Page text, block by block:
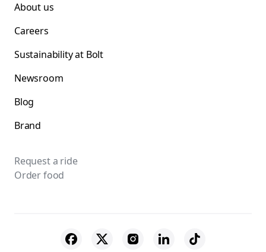
About us
Careers
Sustainability at Bolt
Newsroom
Blog
Brand
Request a ride
Order food